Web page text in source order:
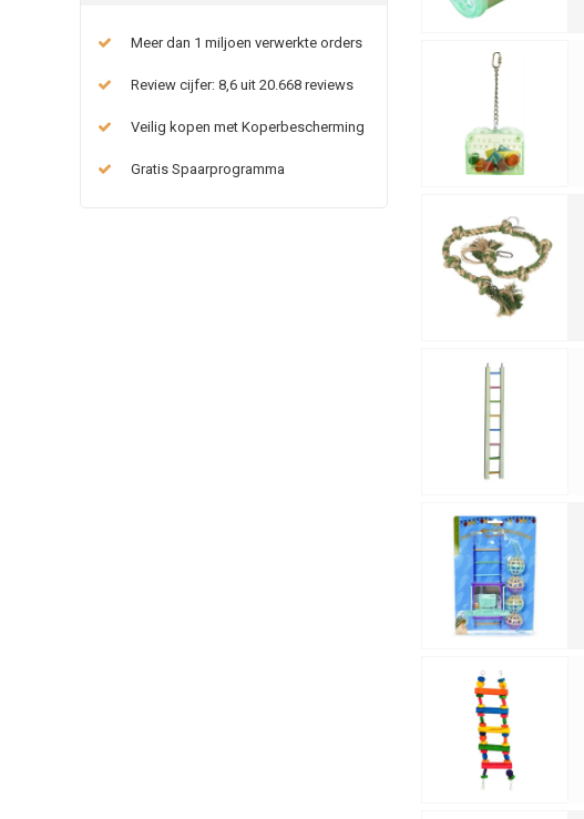
Meer dan 1 miljoen verwerkte orders
Review cijfer: 8,6 uit 20.668 reviews
Veilig kopen met Koperbescherming
Gratis Spaarprogramma